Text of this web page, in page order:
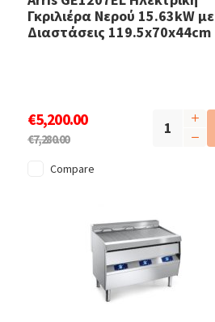
Γκριλιέρα Νερού 15.63kW με
Διαστάσεις 119.5x70x44cm
€5,200.00
€7,280.00
Compare